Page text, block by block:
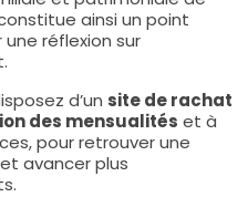
ainsi un point
réflexion sur
d’un site de rachat
des mensualités et à
pour retrouver une
avancer plus